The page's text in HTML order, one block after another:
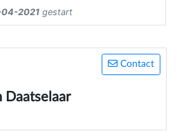
2021gestart
Contact
Daatselaar